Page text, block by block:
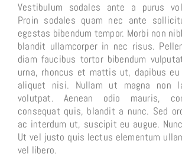
Vestibulum sodales ante a purus
Proin sodales quam nec ante
egestas bibendum tempor. Morbi non
blandit ullamcorper in nec risus.
diam faucibus tortor bibendum
urna, rhoncus et mattis ut, dapibus eu
aliquet nisi. Nullam ut magna non
volutpat. Aenean odio mauris,
consequat quis, blandit a nunc. Sed
ac interdum ut, suscipit eu augue.
Ut vel justo quis lectus elementum
vel libero.